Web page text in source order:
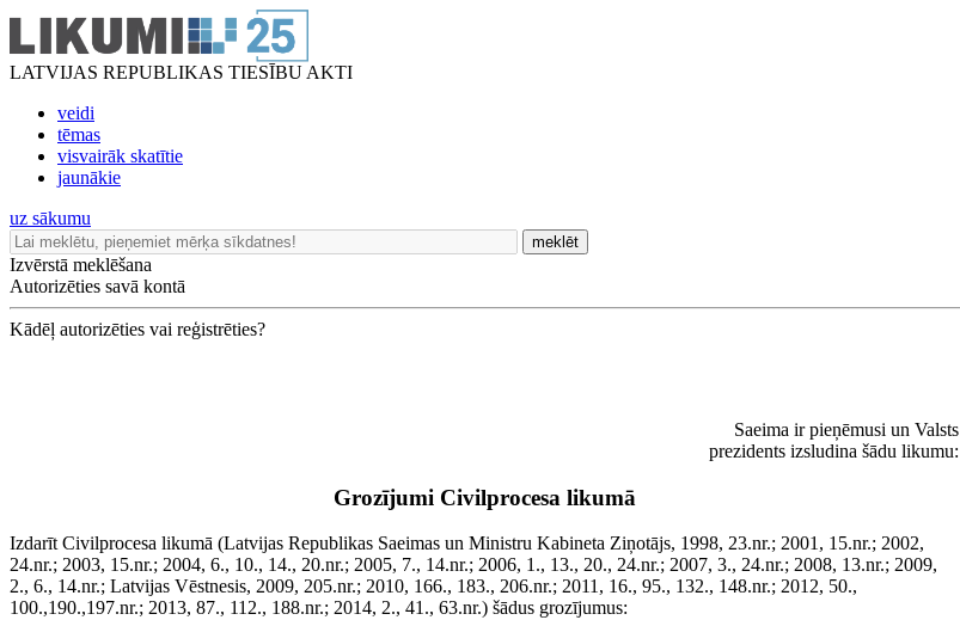
LATVIJAS REPUBLIKAS TIESĪBU AKTI
veidi
tēmas
visvairāk skatītie
jaunākie
uz sākumu
meklēt
Izvērstā meklēšana
Autorizēties savā kontā
Kādēļ autorizēties vai reģistrēties?
Saeima ir pieņēmusi un Valsts
prezidents izsludina šādu likumu:
Grozījumi Civilprocesa likumā
Izdarīt Civilprocesa likumā (Latvijas Republikas Saeimas un Ministru Kabineta Ziņotājs, 1998, 23.nr.; 2001, 15.nr.; 2002,
24.nr.; 2003, 15.nr.; 2004, 6., 10., 14., 20.nr.; 2005, 7., 14.nr.; 2006, 1., 13., 20., 24.nr.; 2007, 3., 24.nr.; 2008, 13.nr.; 2009,
2., 6., 14.nr.; Latvijas Vēstnesis, 2009, 205.nr.; 2010, 166., 183., 206.nr.; 2011, 16., 95., 132., 148.nr.; 2012, 50.,
100.,190.,197.nr.; 2013, 87., 112., 188.nr.; 2014, 2., 41., 63.nr.) šādus grozījumus: